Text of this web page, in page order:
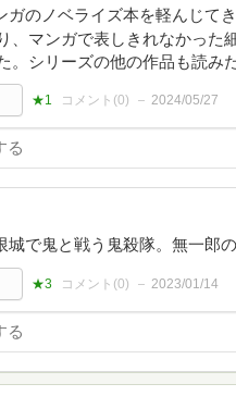
ガのノベライズ本を軽んじて
、マンガで表しきれなかった
。シリーズの他の作品も読み
★1 コメント(0) 2024/05/27
城で鬼と戦う鬼殺隊。無一郎
★3 コメント(0) 2023/01/14